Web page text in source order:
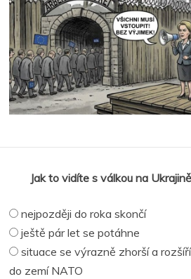
Jak to vidíte s válkou na
nejpozději do roka skončí
ještě pár let se potáhne
situace se výrazně zhorší a
do zemí NATO